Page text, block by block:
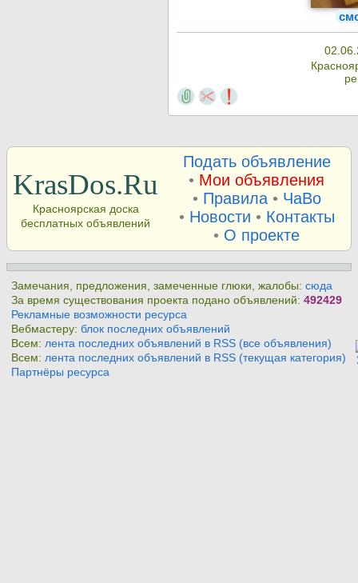
KrasDos.Ru
Красноярская доска
бесплатных объявлений
Подать объявление
• Мои объявления
• Правила• ЧаВо
• Новости • Контакты
• О проекте
Замечания, предложения, замеченные глюки, жалобы:сюда
За время существования проекта подано объявлений:492429
Рекламные возможности ресурса
Вебмастеру:блок последних объявлений
Всем: лента последних объявлений в RSS (все объявления)
Всем: лента последних объявлений в RSS (текущая категория)
Партнёры ресурса